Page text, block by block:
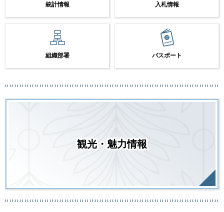
統計情報 入札情報
組織部署 パスポート
観光・魅力情報